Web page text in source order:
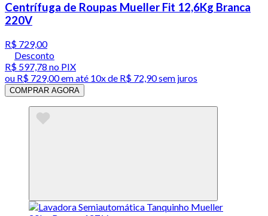
Centrífuga de Roupas Mueller Fit 12,6Kg Branca
220V
R$ 729,00
Desconto
R$ 597,78 no PIX
ou R$ 729,00em até 10x de R$ 72,90 sem juros
COMPRAR AGORA